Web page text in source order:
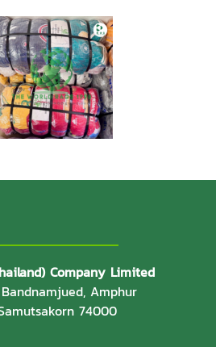
Company Limited
Amphur
74000